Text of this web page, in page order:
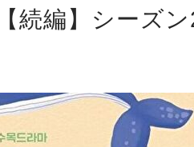
続編】シーズ